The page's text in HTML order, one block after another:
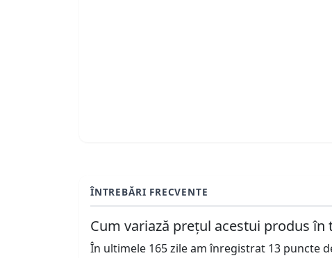
ÎNTREBĂRI FRECVENTE
Cum variază prețul acestui produs în
În ultimele 165 zile am înregistrat 13 puncte